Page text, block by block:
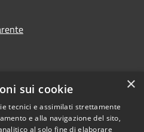
×
sui cookie
tecnici e assimilati strettamente
e alla navigazione del sito,
al solo fine di elaborare